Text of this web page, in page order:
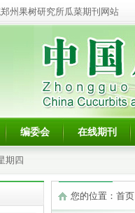
州果树研究所瓜菜期刊网站
编委会 在线期刊
期四
您的位置： 首页